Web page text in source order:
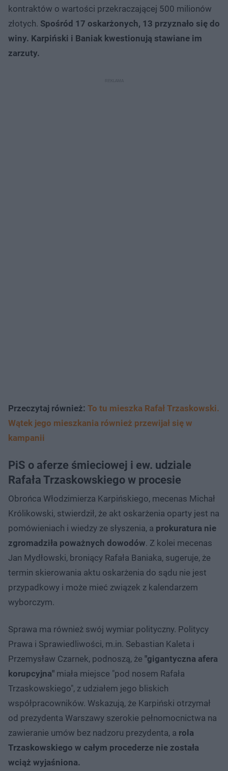
kontraktów o wartości przekraczającej 500 milionów
złotych. Spośród 17 oskarżonych, 13 przyznało się do
winy. Karpiński i Baniak kwestionują stawiane im
zarzuty.
Przeczytaj również: To tu mieszka Rafał Trzaskowski.
Wątek jego mieszkania również przewijał się w
kampanii
PiS o aferze śmieciowej i ew. udziale
Rafała Trzaskowskiego w procesie
Obrońca Włodzimierza Karpińskiego, mecenas Michał
Królikowski, stwierdził, że akt oskarżenia oparty jest na
pomówieniach i wiedzy ze słyszenia, a prokuratura nie
zgromadziła poważnych dowodów. Z kolei mecenas
Jan Mydłowski, broniący Rafała Baniaka, sugeruje, że
termin skierowania aktu oskarżenia do sądu nie jest
przypadkowy i może mieć związek z kalendarzem
wyborczym.
Sprawa ma również swój wymiar polityczny. Politycy
Prawa i Sprawiedliwości, m.in. Sebastian Kaleta i
Przemysław Czarnek, podnoszą, że "gigantyczna afera
korupcyjna" miała miejsce "pod nosem Rafała
Trzaskowskiego", z udziałem jego bliskich
współpracowników. Wskazują, że Karpiński otrzymał
od prezydenta Warszawy szerokie pełnomocnictwa na
zawieranie umów bez nadzoru prezydenta, a rola
Trzaskowskiego w całym procederze nie została
wciąż wyjaśniona.